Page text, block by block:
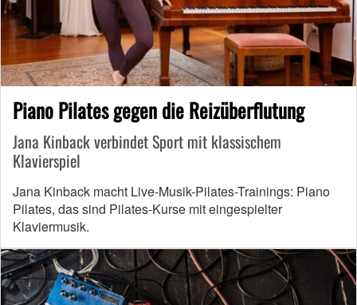
Piano Pilates gegen die Reizüberflutung
Jana Kinback verbindet Sport mit klassischem
Klavierspiel
Jana Kinback macht Live-Musik-Pilates-Trainings: Piano
Pilates, das sind Pilates-Kurse mit eingespielter
Klaviermusik.